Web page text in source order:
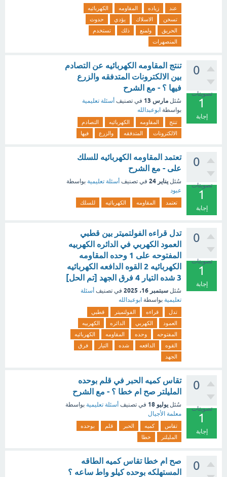
عند زياده المقاومه
الكهربائيه
تسخن
الاسلاك يؤدي
حدوث
الحريق
ولمنع ذلك
تستخدم
المنصهرات
0
تصويتات
1
إجابة
تنتج المقاومه الكهربائيه عن التصادم
بين الالكترونات المتدفقه والزرع
فيها ؟ - مع الشرح
سُئل مارس 13 في تصنيف أسئلة تعليمية
بواسطة ابوعبدالله
تنتج المقاومه الكهربائيه
التصادم
الالكترونات
المتدفقه والزرع فيها
0
تصويتات
1
إجابة
تعتمد المقاومه الكهربائيه للسلك
على - مع الشرح
سُئل يناير 24 في تصنيف أسئلة تعليمية بواسطة
عبود
تعتمد المقاومه الكهربائيه للسلك
0
تصويتات
1
إجابة
تدل قراءه الفولتميتر بين قطبي
العمود الكهربي في الدائره الكهربيه
المفتوحه على 1 وحده المقاومه
الكهربائيه 2 القوه الدافعه الكهربائيه
3 شده التيار 4 فرق الجهد [تم الحل]
سُئل سبتمبر 16، 2025 في تصنيف أسئلة
تعليمية بواسطة ابوعبدالله
تدل قراءه الفولتميتر
قطبي
العمود
الكهربي الدائره
الكهربيه
المفتوحه
وحده المقاومه
الكهربائيه
القوه
الدافعه شده التيار
فرق
الجهد
0
تصويتات
1
إجابة
تقاس كميه الحبر في قلم بوحده
المليلتر صح ام خطا ؟ - مع الشرح
سُئل يوليو 18 في تصنيف أسئلة تعليمية بواسطة
معلمة الأجيال
تقاس كميه الحبر قلم
بوحده
المليلتر
خطا
0
صح ام خطا تقاس كميه الطاقه
المستهلكه بوحده كيلو واط ساعه ؟